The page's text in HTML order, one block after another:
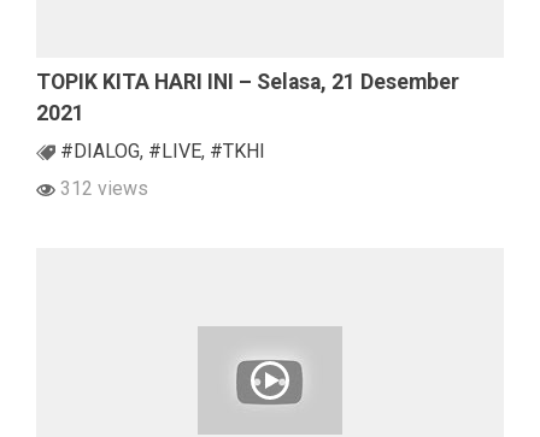
TOPIK KITA HARI INI – Selasa, 21 Desember
2021
#DIALOG, #LIVE, #TKHI
312 views